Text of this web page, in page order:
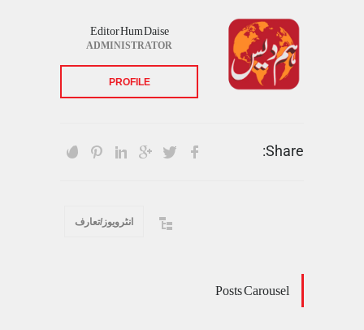
Editor Hum Daise
ADMINISTRATOR
PROFILE
Share:
انٹرویوز/تعارف
Posts Carousel